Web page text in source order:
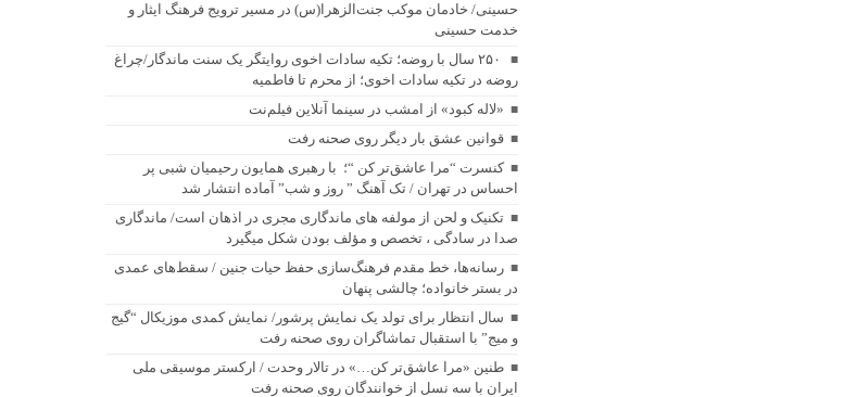
حسینی/ خادمان موکب جنت‌الزهرا(س) در مسیر ترویج فرهنگ ایثار و
خدمت حسینی
۲۵۰ سال با روضه؛ تکیه سادات اخوی روایتگر یک سنت ماندگار/چراغ
روضه در تکیه سادات اخوی؛ از محرم تا فاطمیه
«لاله کبود» از امشب در سینما آنلاین فیلم‌نت
قوانین عشق بار دیگر روی صحنه رفت
کنسرت “مرا عاشق‌تر کن “؛ با رهبری همایون رحیمیان شبی پر
احساس در تهران / تک آهنگ ” روز و شب” آماده انتشار شد
تکنیک و لحن از مولفه های ماندگاری مجری در اذهان است/ ماندگاری
صدا در سادگی ، تخصص و مؤلف بودن شکل میگیرد
رسانه‌ها، خط مقدم فرهنگ‌سازی حفظ حیات جنین / سقط‌های عمدی
در بستر خانواده؛ چالشی پنهان
سال انتظار برای تولد یک نمایش پرشور/ نمایش کمدی موزیکال “گیج
و میج” با استقبال تماشاگران روی صحنه رفت
طنین «مرا عاشق‌تر کن…» در تالار وحدت / ارکستر موسیقی ملی
ایران با سه نسل از خوانندگان روی صحنه رفت